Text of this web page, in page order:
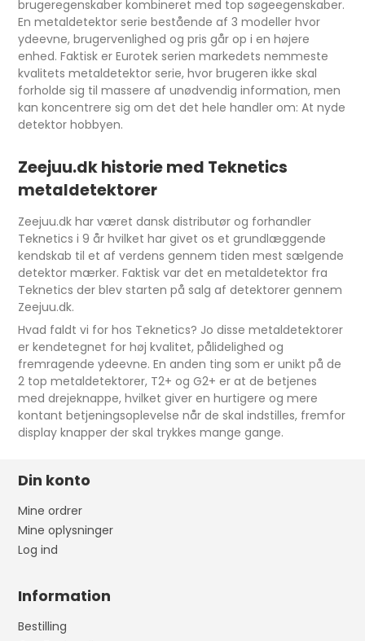
brugeregenskaber kombineret med top søgeegenskaber.
En metaldetektor serie bestående af 3 modeller hvor
ydeevne, brugervenlighed og pris går op i en højere
enhed. Faktisk er Eurotek serien markedets nemmeste
kvalitets metaldetektor serie, hvor brugeren ikke skal
forholde sig til massere af unødvendig information, men
kan koncentrere sig om det det hele handler om: At nyde
detektor hobbyen.
Zeejuu.dk historie med Teknetics
metaldetektorer
Zeejuu.dk har været dansk distributør og forhandler
Teknetics i 9 år hvilket har givet os et grundlæggende
kendskab til et af verdens gennem tiden mest sælgende
detektor mærker. Faktisk var det en metaldetektor fra
Teknetics der blev starten på salg af detektorer gennem
Zeejuu.dk.
Hvad faldt vi for hos Teknetics? Jo disse metaldetektorer
er kendetegnet for høj kvalitet, pålidelighed og
fremragende ydeevne. En anden ting som er unikt på de
2 top metaldetektorer, T2+ og G2+ er at de betjenes
med drejeknappe, hvilket giver en hurtigere og mere
kontant betjeningsoplevelse når de skal indstilles, fremfor
display knapper der skal trykkes mange gange.
Din konto
Mine ordrer
Mine oplysninger
Log ind
Information
Bestilling